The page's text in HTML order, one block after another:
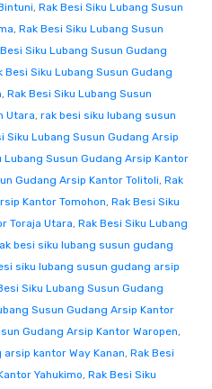
, Rak Besi Siku Lubang Susun
, Rak Besi Siku Lubang Susun
Siku Lubang Susun Gudang
Besi Siku Lubang Susun Gudang
, Rak Besi Siku Lubang Susun
Utara, rak besi siku lubang susun
Siku Lubang Susun Gudang Arsip
Lubang Susun Gudang Arsip Kantor
Gudang Arsip Kantor Tolitoli, Rak
Kantor Tomohon, Rak Besi Siku
Toraja Utara, Rak Besi Siku Lubang
besi siku lubang susun gudang
siku lubang susun gudang arsip
Siku Lubang Susun Gudang
Susun Gudang Arsip Kantor
Gudang Arsip Kantor Waropen,
kantor Way Kanan, Rak Besi
Yahukimo, Rak Besi Siku